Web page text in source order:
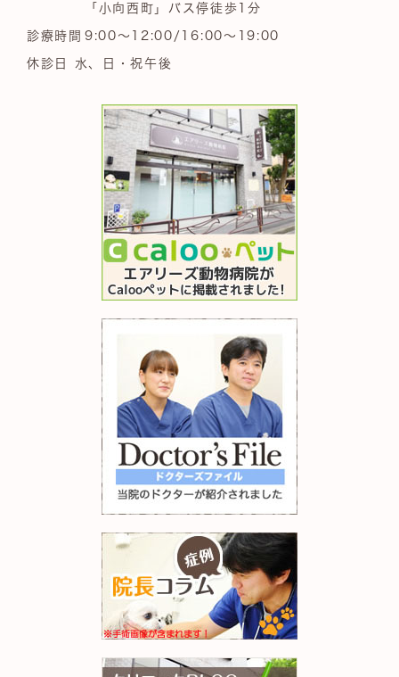
「小向西町」バス停徒歩1分
診療時間 9:00～12:00/16:00～19:00
休診日 水、日・祝午後